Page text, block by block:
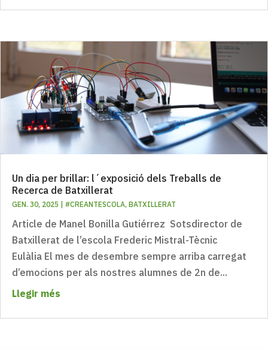
Un dia per brillar: l´exposició dels Treballs de
Recerca de Batxillerat
GEN. 30, 2025 #CREANTESCOLA, BATXILLERAT
Article de Manel Bonilla Gutiérrez Sotsdirector de
Batxillerat de l’escola Frederic Mistral-Tècnic
Eulàlia El mes de desembre sempre arriba carregat
d’emocions per als nostres alumnes de 2n de...
Llegir més